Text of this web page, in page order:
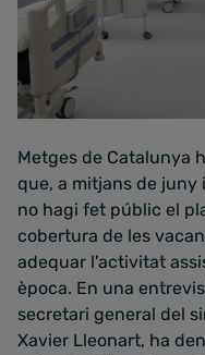
Metges de Catalunya
que, a mitjans de juny
no hagi fet públic el
cobertura de les
adequar l'activitat
època. En una
secretari general del
Xavier Lleonart, ha